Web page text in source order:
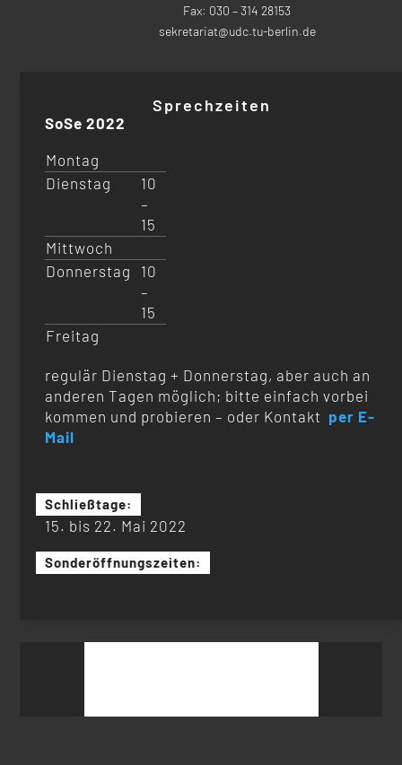
Fax: 030 – 314 28153
sekretariat@udc.tu-berlin.de
Sprechzeiten
SoSe 2022
Montag
Dienstag
10
–
15
Mittwoch
Donnerstag
10
–
15
Freitag
regulär Dienstag + Donnerstag, aber auch an
anderen Tagen möglich; bitte einfach vorbei
kommen und probieren – oder Kontakt per E-
Mail
Schließtage:
15. bis 22. Mai 2022
Sonderöffnungszeiten: